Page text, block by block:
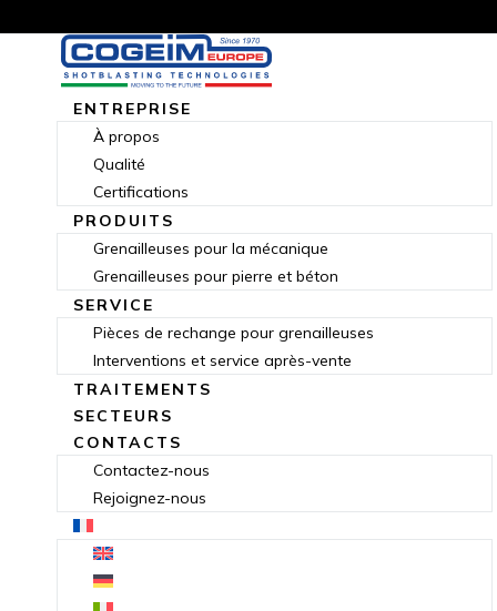
ENTREPRISE
À propos
Qualité
Certifications
PRODUITS
Grenailleuses pour la mécanique
Grenailleuses pour pierre et béton
SERVICE
Pièces de rechange pour grenailleuses
Interventions et service après-vente
TRAITEMENTS
SECTEURS
CONTACTS
Contactez-nous
Rejoignez-nous